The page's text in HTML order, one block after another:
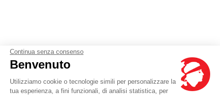
Continua senza consenso
Benvenuto
Utilizziamo cookie o tecnologie simili per personalizzare la
tua esperienza, a fini funzionali, di analisi statistica, per